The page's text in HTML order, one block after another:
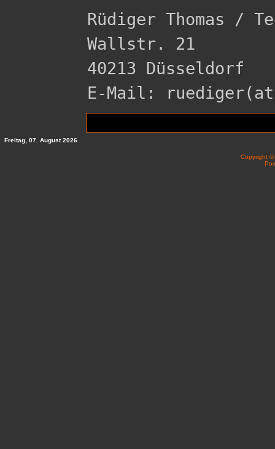
Rüdiger Thomas /
Wallstr. 21
40213 Düsseldorf
E-Mail:
Freitag, 07. August 2026
Copyright